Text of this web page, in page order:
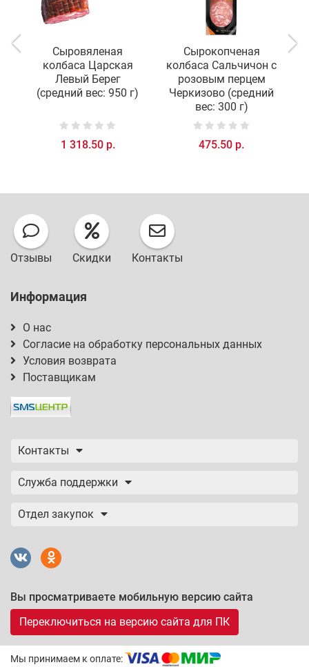
Сыровяленая
колбаса Царская
Левый Берег
(средний вес: 950 г)
1 318.50 р.
Сырокопченая
колбаса Сальчичон с
розовым перцем
Черкизово (средний
вес: 300 г)
475.50 р.
Отзывы Скидки Контакты
Информация
О нас
Согласие на обработку персональных данных
Условия возврата
Поставщикам
Контакты
Служба поддержки
Отдел закупок
Вы просматриваете мобильную версию сайта
Переключиться на версию сайта для ПК
Мы принимаем к оплате: